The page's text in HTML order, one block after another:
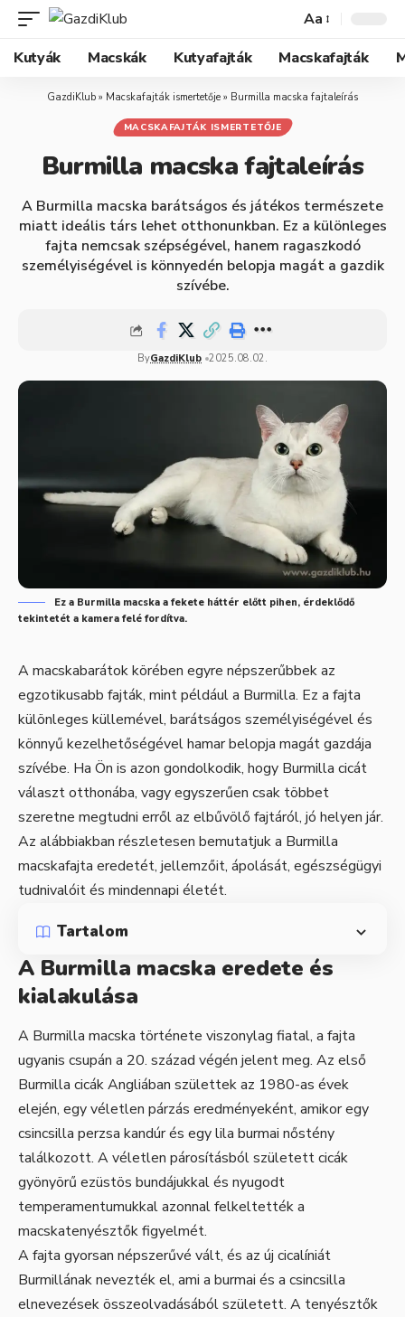
Aa
Kutyák
Macskák Kutyafajták Macskafajták
GazdiKlub » Macskafajták ismertetője » Burmilla macska fajtaleírás
MACSKAFAJTÁK ISMERTETŐJE
Burmilla macska fajtaleírás
A Burmilla macska barátságos és játékos természete
miatt ideális társ lehet otthonunkban. Ez a különleges
fajta nemcsak szépségével, hanem ragaszkodó
személyiségével is könnyedén belopja magát a gazdik
szívébe.
ByGazdiKlub 2025.08.02.
Ez a Burmilla macska a fekete háttér előtt pihen, érdeklődő
tekintetét a kamera felé fordítva.
A macskabarátok körében egyre népszerűbbek az
egzotikusabb fajták, mint például a Burmilla. Ez a fajta
különleges küllemével, barátságos személyiségével és
könnyű kezelhetőségével hamar belopja magát gazdája
szívébe. Ha Ön is azon gondolkodik, hogy Burmilla cicát
választ otthonába, vagy egyszerűen csak többet
szeretne megtudni erről az elbűvölő fajtáról, jó helyen jár.
Az alábbiakban részletesen bemutatjuk a Burmilla
macskafajta eredetét, jellemzőit, ápolását, egészségügyi
tudnivalóit és mindennapi életét.
Tartalom
A Burmilla macska eredete és
kialakulása
A Burmilla macska története viszonylag fiatal, a fajta
ugyanis csupán a 20. század végén jelent meg. Az első
Burmilla cicák Angliában születtek az 1980-as évek
elején, egy véletlen párzás eredményeként, amikor egy
csincsilla perzsa kandúr és egy lila burmai nőstény
találkozott. A véletlen párosításból született cicák
gyönyörű ezüstös bundájukkal és nyugodt
temperamentumukkal azonnal felkeltették a
macskatenyésztők figyelmét.
A fajta gyorsan népszerűvé vált, és az új cicalíniát
Burmillának nevezték el, ami a burmai és a csincsilla
elnevezések összeolvadásából született. A tenyésztők